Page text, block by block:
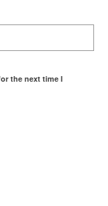
the next time I